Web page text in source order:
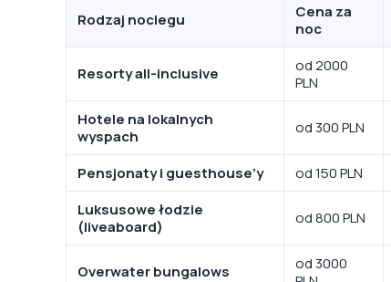
Rodzaj noclegu
Cena za
noc
Resorty all-inclusive
od 2000
PLN
Hotele na lokalnych
wyspach
od 300 PLN
Pensjonaty i guesthouse’y od 150 PLN
Luksusowe łodzie
(liveaboard)
od 800 PLN
Overwater bungalows
od 3000